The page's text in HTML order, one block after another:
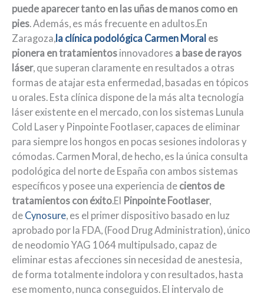
puede aparecer tanto en las uñas de manos como en
pies . Además, es más frecuente en adultos.En
Zaragoza, la clínica podológica Carmen Moral es
pionera en tratamientos innovadores a base de rayos
láser, que superan claramente en resultados a otras
formas de atajar esta enfermedad, basadas en tópicos
u orales. Esta clínica dispone de la más alta tecnología
láser existente en el mercado, con los sistemas Lunula
Cold Laser y Pinpointe Footlaser, capaces de eliminar
para siempre los hongos en pocas sesiones indoloras y
cómodas. Carmen Moral, de hecho, es la única consulta
podológica del norte de España con ambos sistemas
específicos y posee una experiencia de cientos de
tratamientos con éxito .El Pinpointe Footlaser,
de Cynosure , es el primer dispositivo basado en luz
aprobado por la FDA, (Food Drug Administration), único
de neodomio YAG 1064 multipulsado, capaz de
eliminar estas afecciones sin necesidad de anestesia,
de forma totalmente indolora y con resultados, hasta
ese momento, nunca conseguidos. El intervalo de